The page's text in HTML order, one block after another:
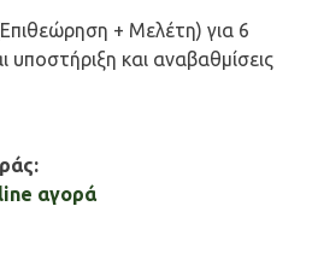
+ Μελέτη) για 6
υποστήριξη και αναβαθμίσεις
αγορά